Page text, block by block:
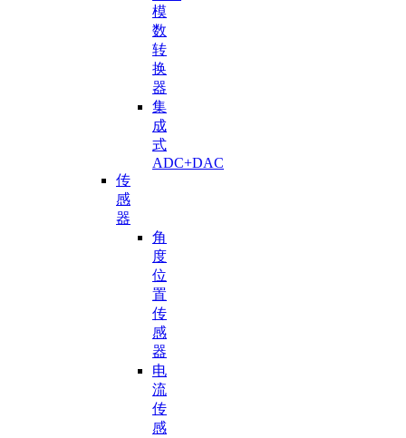
模
数
转
换
器
集
成
式
ADC+DAC
传
感
器
角
度
位
置
传
感
器
电
流
传
感